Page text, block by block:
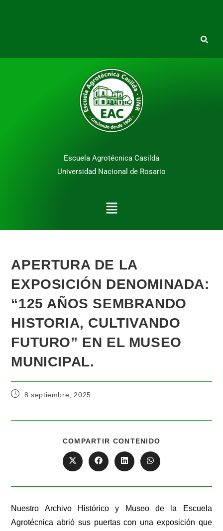
Escuela Agrotécnica Casilda
Universidad Nacional de Rosario
APERTURA DE LA
EXPOSICIÓN DENOMINADA:
“125 AÑOS SEMBRANDO
HISTORIA, CULTIVANDO
FUTURO” EN EL MUSEO
MUNICIPAL.
8 septiembre, 2025
COMPARTIR CONTENIDO
Nuestro Archivo Histórico y Museo de la Escuela
Agrotécnica abrió sus puertas con una exposición que